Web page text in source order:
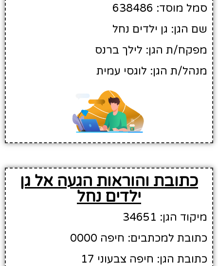
סמל מוסד: 638486
שם הגן: גן ילדים נחל
מפקח/ת הגן: לילך ברנס
מנהל/ת הגן: לוגסי עמית
כתובת והוראות הגעה אל גן
ילדים נחל
מיקוד הגן: 34651
כתובת למכתבים: חיפה 0000
כתובת הגן: חיפה צבעוני 17